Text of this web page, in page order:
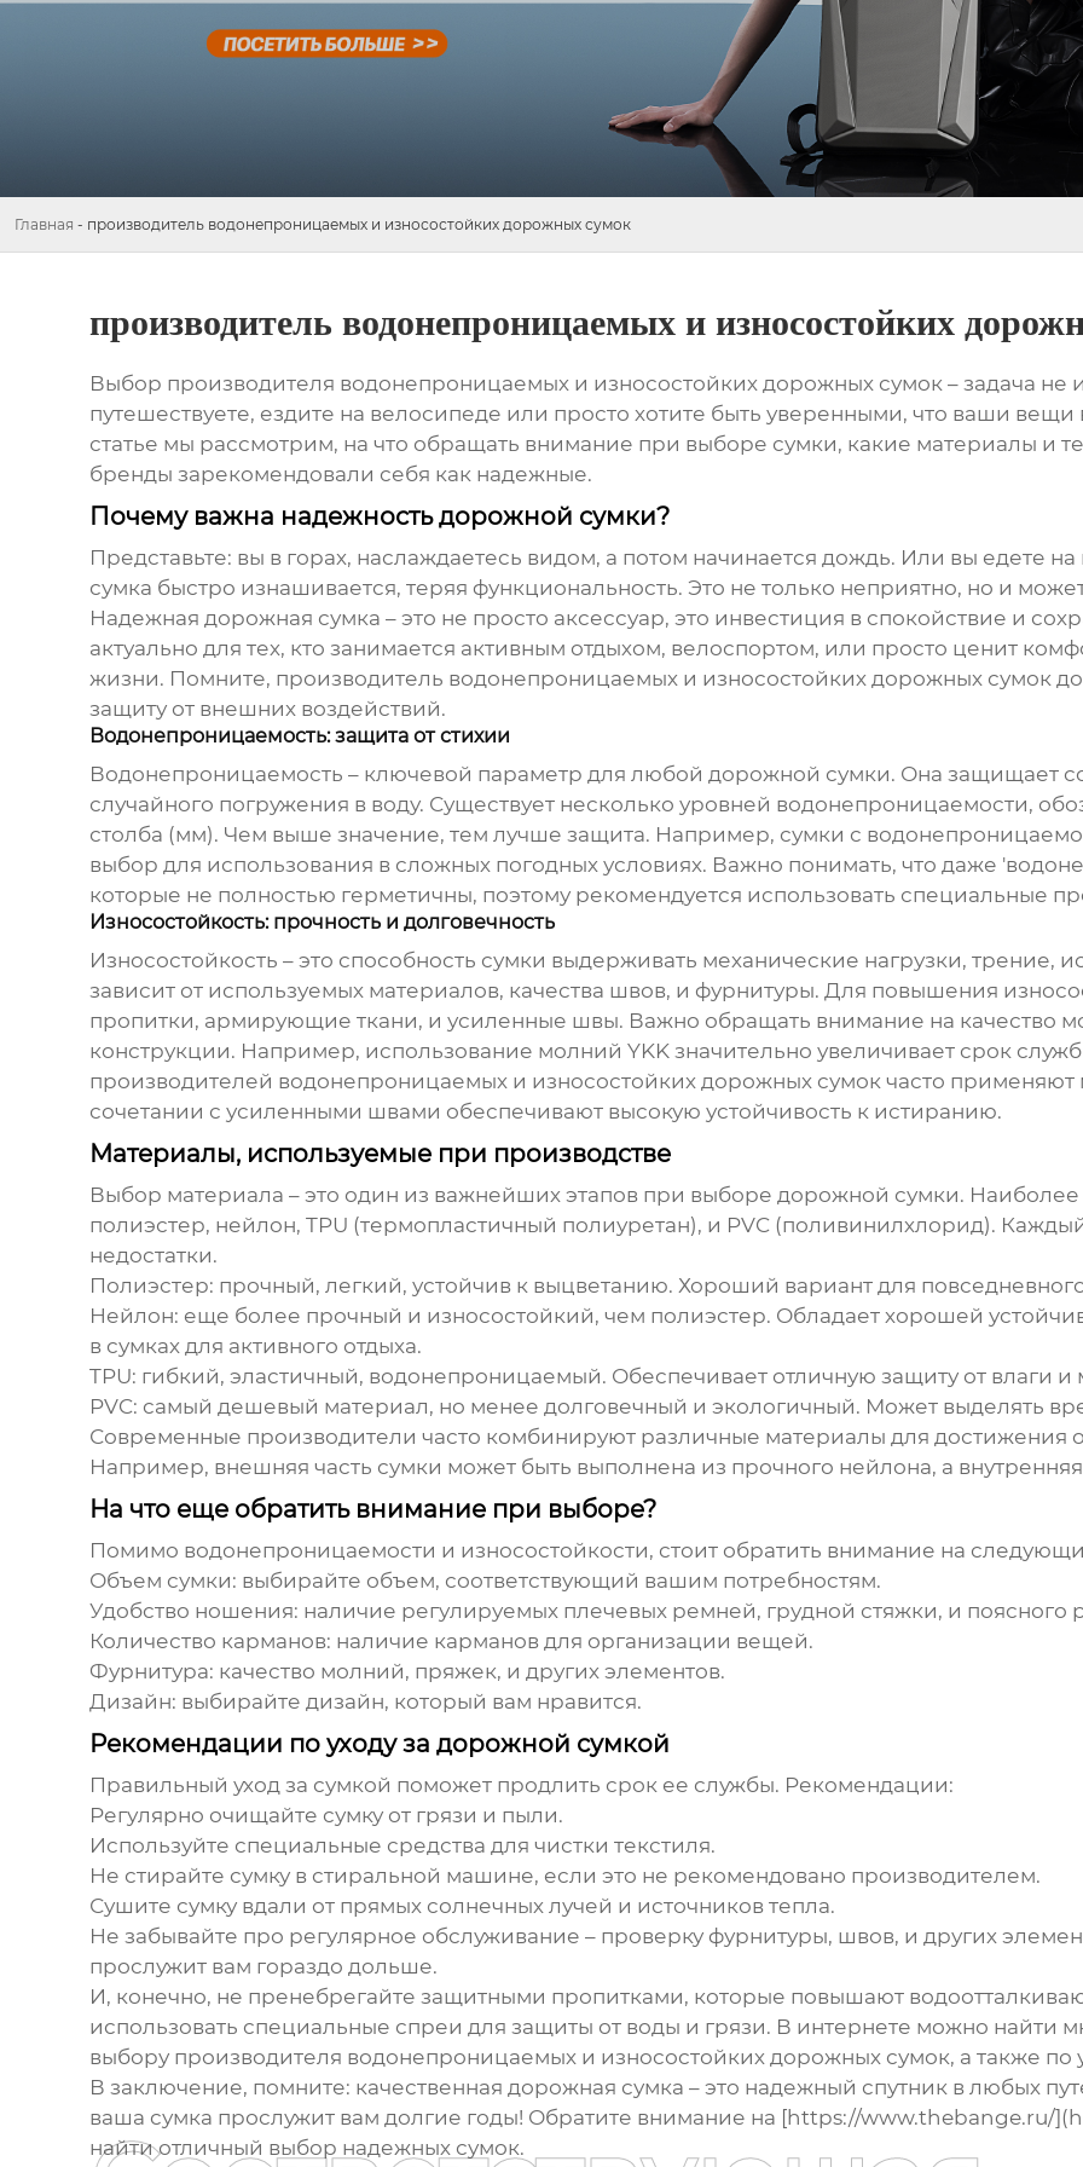
Главная - производитель водонепроницаемых и износостойких дорожных сумок
производитель водонепроницаемых и износостойких
Выбор производителя водонепроницаемых и износостойких дорожных сумок– задача не
путешествуете, ездите на велосипеде или просто хотите быть уверенными, что ваши
статье мы рассмотрим, на что обращать внимание при выборе сумки, какие материалы и
бренды зарекомендовали себя как надежные.
Почему важна надежность дорожной сумки?
Представьте: вы в горах, наслаждаетесь видом, а потом начинается дождь. Или вы едете
сумка быстро изнашивается, теряя функциональность. Это не только неприятно, но и
Надежная дорожная сумка – это не просто аксессуар, это инвестиция в спокойствие и
актуально для тех, кто занимается активным отдыхом, велоспортом, или просто ценит
жизни. Помните, производитель водонепроницаемых и износостойких дорожных сумок
защиту от внешних воздействий.
Водонепроницаемость: защита от стихии
Водонепроницаемость – ключевой параметр для любой дорожной сумки. Она защищает
случайного погружения в воду. Существует несколько уровней водонепроницаемости,
столба (мм). Чем выше значение, тем лучше защита. Например, сумки с
выбор для использования в сложных погодных условиях. Важно понимать, что даже
которые не полностью герметичны, поэтому рекомендуется использовать специальные
Износостойкость: прочность и долговечность
Износостойкость – это способность сумки выдерживать механические нагрузки, трение,
зависит от используемых материалов, качества швов, и фурнитуры. Для повышения
пропитки, армирующие ткани, и усиленные швы. Важно обращать внимание на качество
конструкции. Например, использование молний YKK значительно увеличивает срок
производителей водонепроницаемых и износостойких дорожных сумокчасто применяют
сочетании с усиленными швами обеспечивают высокую устойчивость к истиранию.
Материалы, используемые при производстве
Выбор материала – это один из важнейших этапов при выборе дорожной сумки.
полиэстер, нейлон, TPU (термопластичный полиуретан), и PVC (поливинилхлорид).
недостатки.
Полиэстер: прочный, легкий, устойчив к выцветанию. Хороший вариант для
Нейлон: еще более прочный и износостойкий, чем полиэстер. Обладает хорошей
в сумках для активного отдыха.
TPU: гибкий, эластичный, водонепроницаемый. Обеспечивает отличную защиту от влаги
PVC: самый дешевый материал, но менее долговечный и экологичный. Может выделять
Современные производители часто комбинируют различные материалы для достижения
Например, внешняя часть сумки может быть выполнена из прочного нейлона, а
На что еще обратить внимание при выборе?
Помимо водонепроницаемости и износостойкости, стоит обратить внимание на
Объем сумки: выбирайте объем, соответствующий вашим потребностям.
Удобство ношения: наличие регулируемых плечевых ремней, грудной стяжки, и поясного
Количество карманов: наличие карманов для организации вещей.
Фурнитура: качество молний, пряжек, и других элементов.
Дизайн: выбирайте дизайн, который вам нравится.
Рекомендации по уходу за дорожной сумкой
Правильный уход за сумкой поможет продлить срок ее службы. Рекомендации:
Регулярно очищайте сумку от грязи и пыли.
Используйте специальные средства для чистки текстиля.
Не стирайте сумку в стиральной машине, если это не рекомендовано производителем.
Сушите сумку вдали от прямых солнечных лучей и источников тепла.
Не забывайте про регулярное обслуживание – проверку фурнитуры, швов, и других
прослужит вам гораздо дольше.
И, конечно, не пренебрегайте защитными пропитками, которые повышают
использовать специальные спреи для защиты от воды и грязи. В интернете можно найти
выбору производителя водонепроницаемых и износостойких дорожных сумок, а также по
В заключение, помните: качественная дорожная сумка – это надежный спутник в любых
ваша сумка прослужит вам долгие годы! Обратите внимание на [https://www.thebange.ru/
найти отличный выбор надежных сумок.